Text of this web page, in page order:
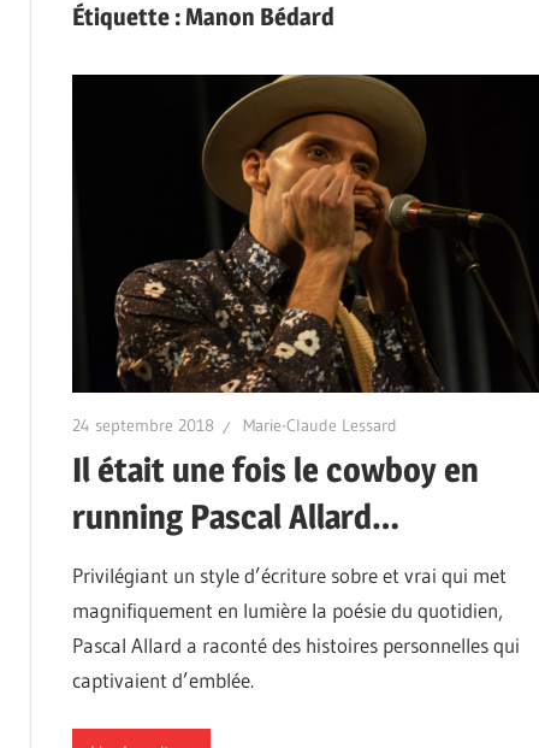
formes
Étiquette :Manon Bédard
24 septembre 2018 Marie-Claude Lessard
Il était une fois le cowboy en
running Pascal Allard…
Privilégiant un style d’écriture sobre et vrai qui met
magnifiquement en lumière la poésie du quotidien,
Pascal Allard a raconté des histoires personnelles qui
captivaient d’emblée.